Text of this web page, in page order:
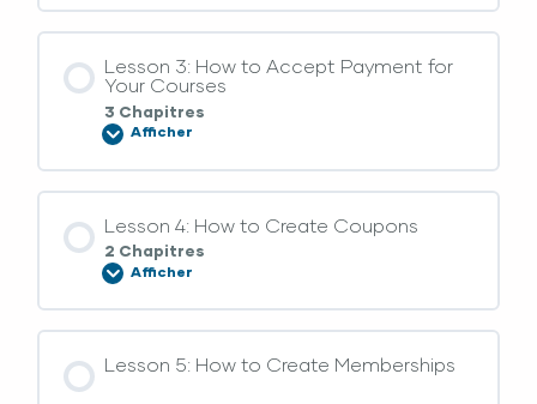
Lesson 3: How to Accept Payment for
Your Courses
3 Chapitres
Afficher
Lesson 4: How to Create Coupons
2 Chapitres
Afficher
Lesson 5: How to Create Memberships